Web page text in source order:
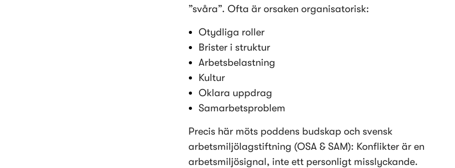
”svåra”. Ofta är orsaken organisatorisk:
Otydliga roller
Brister i struktur
Arbetsbelastning
Kultur
Oklara uppdrag
Samarbetsproblem
Precis här möts poddens budskap och svensk
arbetsmiljölagstiftning (OSA & SAM): Konflikter är en
arbetsmiljösignal, inte ett personligt misslyckande.